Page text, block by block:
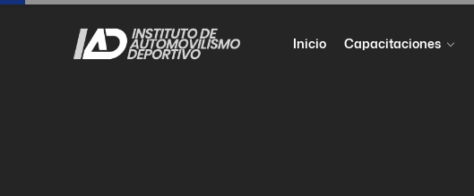
Inicio Capacitaciones